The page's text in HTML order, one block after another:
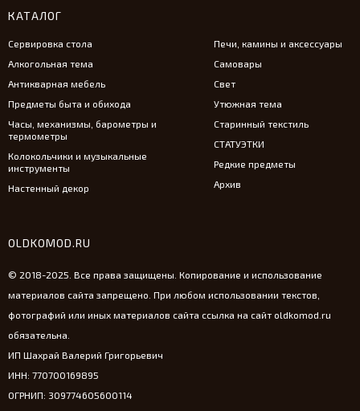
КАТАЛОГ
Сервировка стола
Алкогольная тема
Антикварная мебель
Предметы быта и обихода
Часы, механизмы, барометры и
термометры
Колокольчики и музыкальные
инструменты
Настенный декор
Печи, камины и аксессуары
Самовары
Свет
Утюжная тема
Старинный текстиль
СТАТУЭТКИ
Редкие предметы
Архив
OLDKOMOD.RU
© 2018-2025. Все права защищены. Копирование и использование
материалов сайта запрещено. При любом использовании текстов,
фотографий или иных материалов сайта ссылка на сайт oldkomod.ru
обязательна.
ИП Шахрай Валерий Григорьевич
ИНН: 770700169895
ОГРНИП: 309774605600114